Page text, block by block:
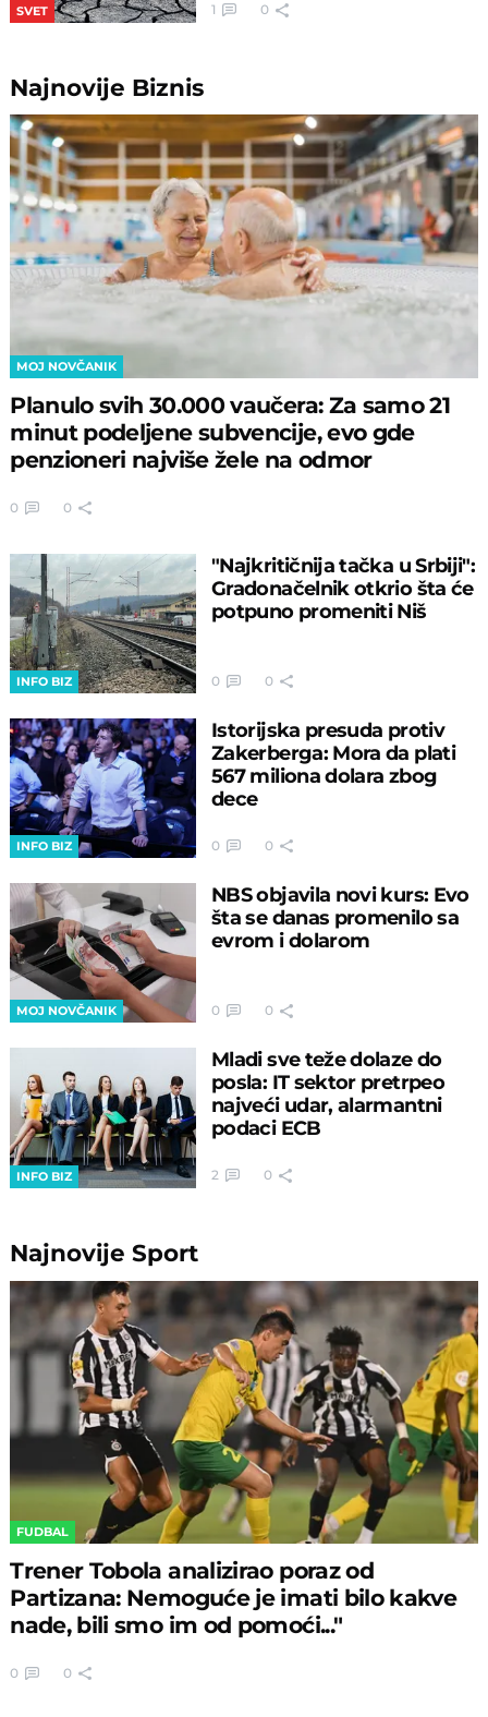
SVET 1 0
Najnovije Biznis
MOJ NOVČANIK
Planulo svih 30.000 vaučera: Za samo 21
minut podeljene subvencije, evo gde
penzioneri najviše žele na odmor
0 0
INFO BIZ
"Najkritičnija tačka u Srbiji":
Gradonačelnik otkrio šta će
potpuno promeniti Niš
0 0
INFO BIZ
Istorijska presuda protiv
Zakerberga: Mora da plati
567 miliona dolara zbog
dece
0 0
MOJ NOVČANIK
NBS objavila novi kurs: Evo
šta se danas promenilo sa
evrom i dolarom
0 0
INFO BIZ
Mladi sve teže dolaze do
posla: IT sektor pretrpeo
najveći udar, alarmantni
podaci ECB
2 0
NajnovijeSport
FUDBAL
Trener Tobola analizirao poraz od
Partizana: Nemoguće je imati bilo kakve
nade, bili smo im od pomoći..."
0 0